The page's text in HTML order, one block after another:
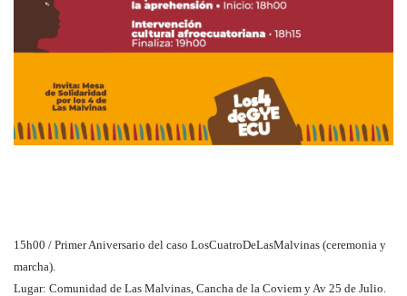
15h00 / Primer Aniversario del caso LosCuatroDeLasMalvinas (ceremonia y
marcha).
Lugar: Comunidad de Las Malvinas, Cancha de la Coviem y Av 25 de Julio.